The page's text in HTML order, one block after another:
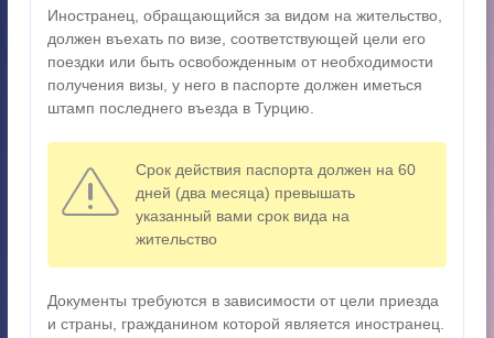
Иностранец, обращающийся за видом на жительство,
должен въехать по визе, соответствующей цели его
поездки или быть освобожденным от необходимости
получения визы, у него в паспорте должен иметься
штамп последнего въезда в Турцию.
Срок действия паспорта должен на 60
дней (два месяца) превышать
указанный вами срок вида на
жительство
Документы требуются в зависимости от цели приезда
и страны, гражданином которой является иностранец.